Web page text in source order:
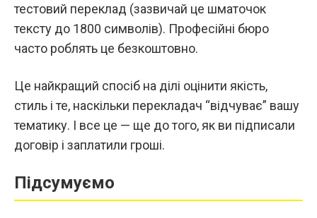
тестовий переклад (зазвичай це шматочок
тексту до 1800 символів). Професійні бюро
часто роблять це безкоштовно.
Це найкращий спосіб на ділі оцінити якість,
стиль і те, наскільки перекладач “відчуває” вашу
тематику. І все це — ще до того, як ви підписали
договір і заплатили гроші.
Підсумуємо